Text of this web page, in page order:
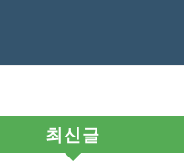
최신글